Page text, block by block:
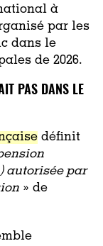
à
par les
dans le
de 2026.
PAS DANS LE
définit
autorisée par
» de